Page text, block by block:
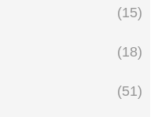
(15)
(18)
(51)